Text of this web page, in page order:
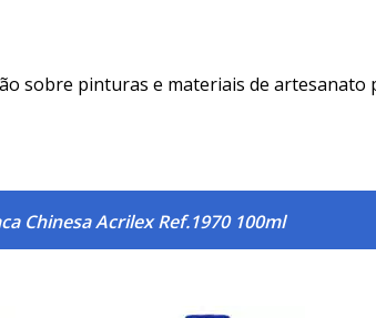
sobre pinturas e materiais de artesanato
Chinesa Acrilex Ref.1970 100ml